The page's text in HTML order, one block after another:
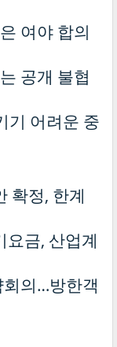
여야 합의
공개 불협
기 어려운 중
확정, 한계
요금, 산업계
의…방한객